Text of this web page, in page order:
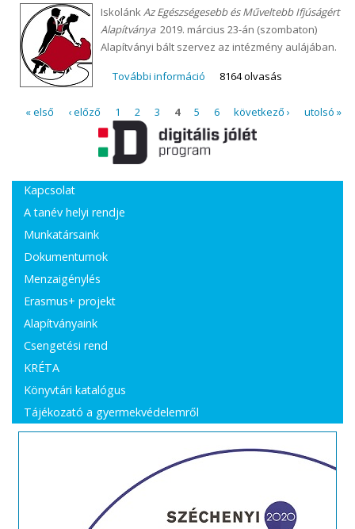
Iskolánk Az Egészségesebb és Műveltebb Ifjúságért
Alapítványa2019. március 23-án (szombaton)
Alapítványi bált szervez az intézmény aulájában.
További információ Alapítványi bál 2019
8164 olvasás
Oldalak
« első ‹ előző 1 2 3 4 5 6 következő › utolsó »
Kapcsolat
A tanév helyi rendje
Munkatársaink
Dokumentumok
Menzaigénylés
Erasmus+ projekt
Alapítványaink
Csengetési rend
KRÉTA
Könyvtári katalógus
Tájékozató a gyermekvédelemről